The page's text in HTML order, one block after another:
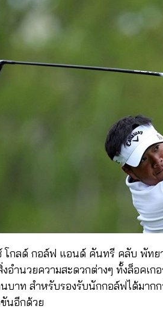
กลด์ กอล์ฟ แอนด์ คันทรี คลับ พัทย
อำนวยความสะดวกต่างๆ ทั้งล็อคเก
บาท สำหรับรองรับนักกอล์ฟได้มาก
นอีกด้วย